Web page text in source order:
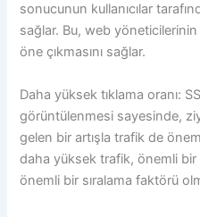
sonucunun kullanıcılar
sağlar. Bu, web
öne çıkmasını sağlar.
Daha yüksek tıklama oranı:
görüntülenmesi sayesinde,
gelen bir artışla trafik de
daha yüksek trafik, önemli bir
önemli bir sıralama faktörü